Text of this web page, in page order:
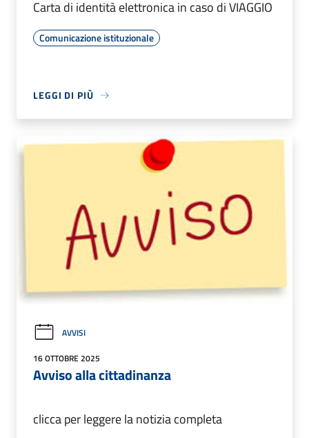
Carta di identità elettronica in caso di VIAGGIO
Comunicazione istituzionale
LEGGI DI PIÙ
AVVISI
16 OTTOBRE 2025
Avviso alla cittadinanza
clicca per leggere la notizia completa